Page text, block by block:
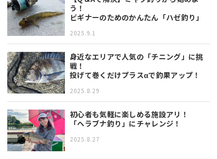
う！
ビギナーのためのかんたん「ハゼ釣り」
2025.9.1
身近なエリアで人気の「チニング」に挑
戦！
投げて巻くだけプラスαで釣果アップ！
2025.8.29
初心者も気軽に楽しめる施設アリ！
「ヘラブナ釣り」にチャレンジ！
2025.8.27